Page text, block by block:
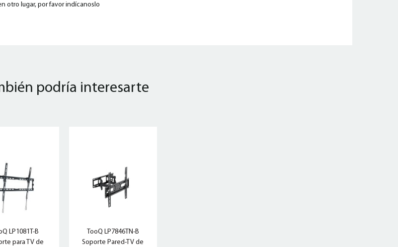
otro lugar, por favor indícanoslo
podría interesarte
LP1081T-B
para TV de
TooQ LP7846TN-B
Soporte Pared-TV de